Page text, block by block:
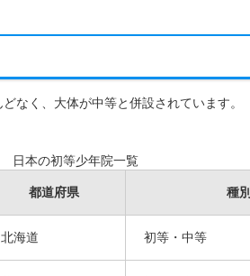
なく、大体が中等と併設されています。
日本の初等少年院一覧
都道府県 種別
北海道 初等・中等